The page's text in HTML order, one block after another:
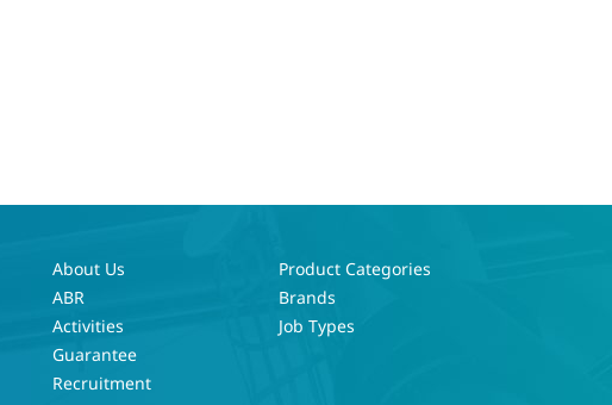
About Us
ABR
Activities
Guarantee
Recruitment
Product Categories
Brands
Job Types